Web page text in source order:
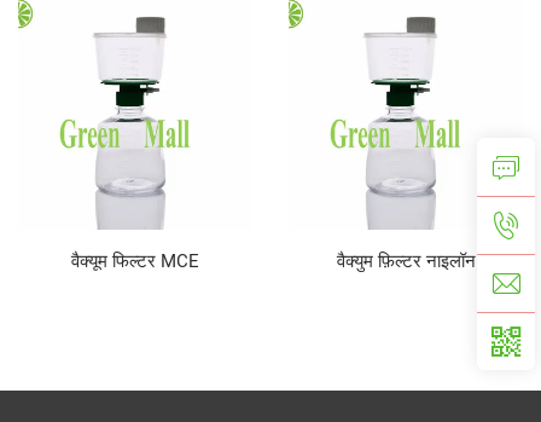
वैक्यूम फिल्टर MCE वैक्युम फ़िल्टर नाइलॉन